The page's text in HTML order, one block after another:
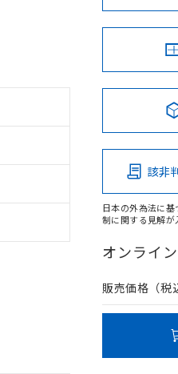
該非
日本の外為法に基
制に関する見解が
オンライ
販売価格（税